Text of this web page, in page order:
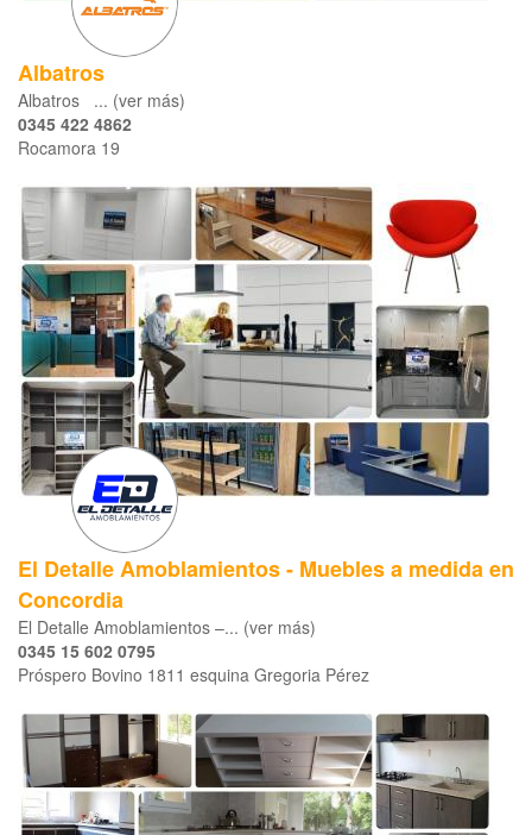
Albatros
Albatros ... (ver más)
0345 422 4862
Rocamora 19
El Detalle Amoblamientos - Muebles a medida en
Concordia
El Detalle Amoblamientos –... (ver más)
0345 15 602 0795
Próspero Bovino 1811 esquina Gregoria Pérez